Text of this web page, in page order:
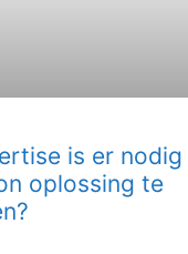
is er nodig
oplossing te